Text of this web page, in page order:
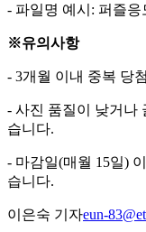
- 파일명 예시: 퍼즐응
※유의사항
- 3개월 이내 중복 당
- 사진 품질이 낮거나
습니다.
- 마감일(매월 15일)
습니다.
이은숙 기자eun-